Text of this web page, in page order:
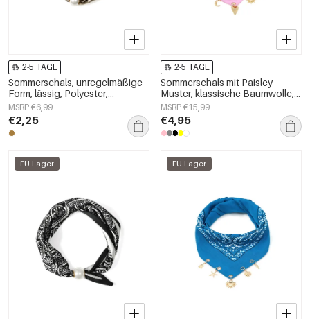
2-5 TAGE
Sommerschals, unregelmäßige
Form, lässig, Polyester,
Alltagsaccessoires
MSRP €6,99
€2,25
2-5 TAGE
Sommerschals mit Paisley-
Muster, klassische Baumwolle,
Alltagsaccessoires
MSRP €15,99
€4,95
EU-Lager EU-Lager